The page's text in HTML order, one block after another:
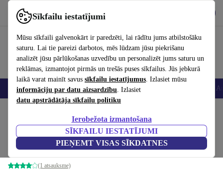
Sīkfailu iestatījumi
Mūsu sīkfaili galvenokārt ir paredzēti, lai rādītu jums atbilstošāku
saturu. Lai tie pareizi darbotos, mēs lūdzam jūsu piekrišanu
analizēt jūsu pārlūkošanas uzvedību un personalizēt jums saturu un
reklāmas, izmantojot pirmās un trešās puses sīkfailus. Jūs jebkurā
laikā varat mainīt savus sīkfailu iestatījumus. Izlasiet mūsu
informāciju par datu aizsardzību. Izlasiet
datu apstrādātāja sīkfailu politiku
Ierobežota izmantošana
SĪKFAILU IESTATĪJUMI
PIEŅEMT VISAS SĪKDATNES
Izmantojiet refurbed ātri un viegli
Viedtālruņi Portatīvie datori Planšetes Viedpulksteņi
Xbox 360 Elite
120 GB | Melna
(1 atsauksme)